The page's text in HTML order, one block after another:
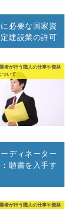
必要な国家資
建設業の許可
者が行う職人の仕事や資格
ついて
ディネーター
願書を入手す
者が行う職人の仕事や資格